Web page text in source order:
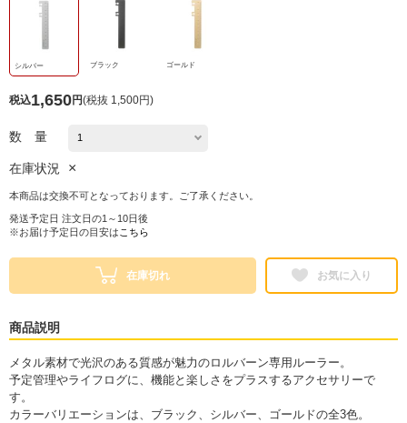
シルバー ブラック ゴールド
税込1,650円(税抜 1,500円)
数 量
在庫状況 ×
本商品は交換不可となっております。ご了承ください。
発送予定日 注文日の1～10日後
※お届け予定日の目安は こちら
在庫切れ お気に入り
商品説明
メタル素材で光沢のある質感が魅力のロルバーン専用ルーラー。
予定管理やライフログに、機能と楽しさをプラスするアクセサリーで
す。
カラーバリエーションは、ブラック、シルバー、ゴールドの全3色。